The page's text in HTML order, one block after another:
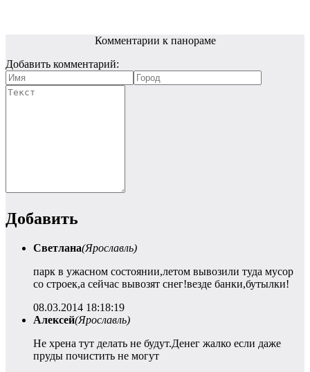
Комментарии к панораме
Добавить комментарий:
Добавить
Светлана(Ярославль)
парк в ужасном состоянии,летом вывозили туда мусор
со строек,а сейчас вывозят снег!везде банки,бутылки!
08.03.2014 18:18:19
Алексей(Ярославль)
Не хрена тут делать не будут.Денег жалко если даже
пруды почистить не могут